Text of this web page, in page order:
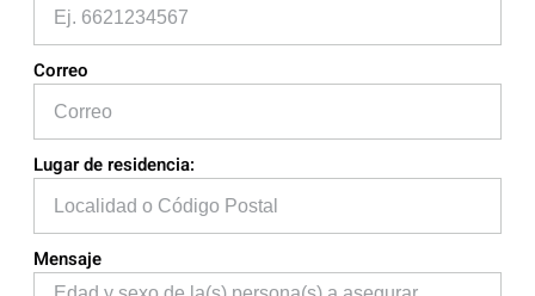
Correo
Lugar de residencia:
Mensaje